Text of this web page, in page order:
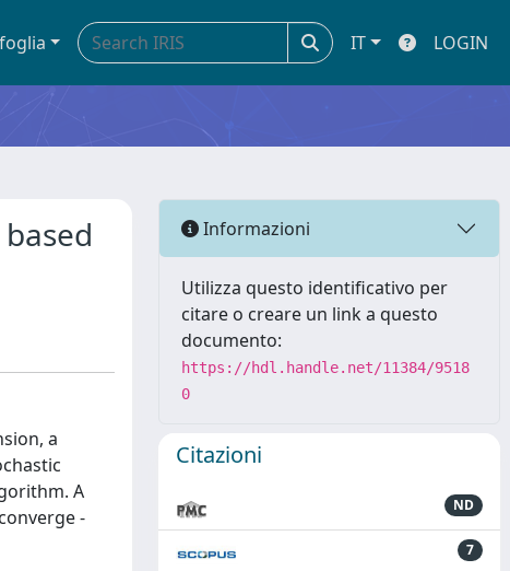
IT LOGIN
a
A
-
Informazioni
Utilizza questo identificativo per
citare o creare un link a questo
documento:
https://hdl.handle.net/11384/9518
0
Citazioni
ND
7